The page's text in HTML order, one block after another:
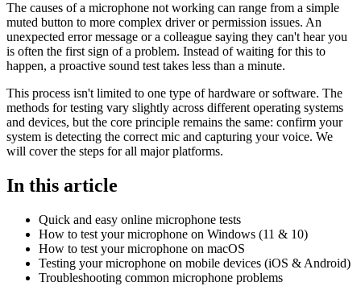
The causes of a microphone not working can range from a simple
muted button to more complex driver or permission issues. An
unexpected error message or a colleague saying they can't hear you
is often the first sign of a problem. Instead of waiting for this to
happen, a proactive sound test takes less than a minute.
This process isn't limited to one type of hardware or software. The
methods for testing vary slightly across different operating systems
and devices, but the core principle remains the same: confirm your
system is detecting the correct mic and capturing your voice. We
will cover the steps for all major platforms.
In this article
Quick and easy online microphone tests
How to test your microphone on Windows (11 & 10)
How to test your microphone on macOS
Testing your microphone on mobile devices (iOS & Android)
Troubleshooting common microphone problems